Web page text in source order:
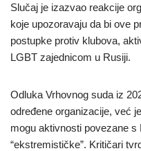
Slučaj je izazvao reakcije
koje upozoravaju da bi ove
postupke protiv klubova,
LGBT zajednicom u Rusiji.
Odluka Vrhovnog suda iz
određene organizacije, već
mogu aktivnosti povezane
“ekstremističke”. Kritičari